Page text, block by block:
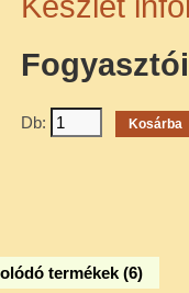
Db:
termékek (6)